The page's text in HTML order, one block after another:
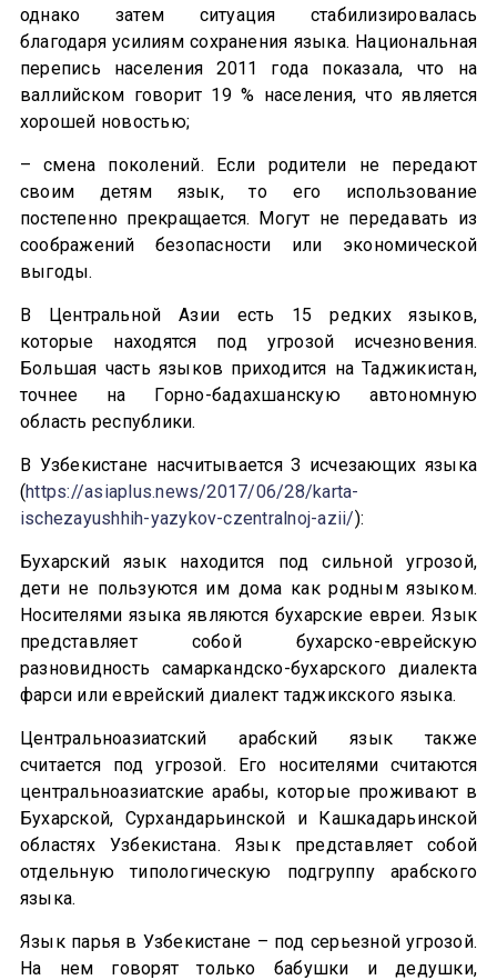
однако затем ситуация стабилизировалась
благодаря усилиям сохранения языка. Национальная
перепись населения 2011 года показала, что на
валлийском говорит 19 % населения, что является
хорошей новостью;
– смена поколений. Если родители не передают
своим детям язык, то его использование
постепенно прекращается. Могут не передавать из
соображений безопасности или экономической
выгоды.
В Центральной Азии есть 15 редких языков,
которые находятся под угрозой исчезновения.
Большая часть языков приходится на Таджикистан,
точнее на Горно-бадахшанскую автономную
область республики.
В Узбекистане насчитывается 3 исчезающих языка
(https://asiaplus.news/2017/06/28/karta-
ischezayushhih-yazykov-czentralnoj-azii/):
Бухарский язык находится под сильной угрозой,
дети не пользуются им дома как родным языком.
Носителями языка являются бухарские евреи. Язык
представляет собой бухарско-еврейскую
разновидность самаркандско-бухарского диалекта
фарси или еврейский диалект таджикского языка.
Центральноазиатский арабский язык также
считается под угрозой. Его носителями считаются
центральноазиатские арабы, которые проживают в
Бухарской, Сурхандарьинской и Кашкадарьинской
областях Узбекистана. Язык представляет собой
отдельную типологическую подгруппу арабского
языка.
Язык парья в Узбекистане – под серьезной угрозой.
На нем говорят только бабушки и дедушки,